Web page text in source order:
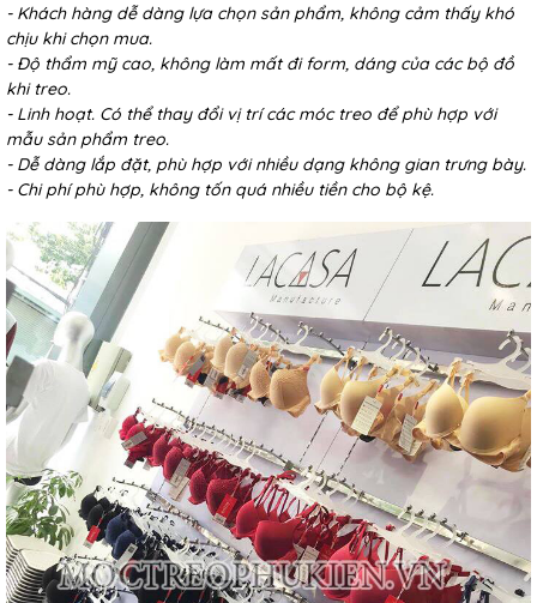
- Khách hàng dễ dàng lựa chọn sản phẩm, không cảm thấy khó
chịu khi chọn mua.
- Độ thẩm mỹ cao, không làm mất đi form, dáng của các bộ đồ
khi treo.
- Linh hoạt. Có thể thay đổi vị trí các móc treo để phù hợp với
mẫu sản phẩm treo.
- Dễ dàng lắp đặt, phù hợp với nhiều dạng không gian trưng bày.
- Chi phí phù hợp, không tốn quá nhiều tiền cho bộ kệ.